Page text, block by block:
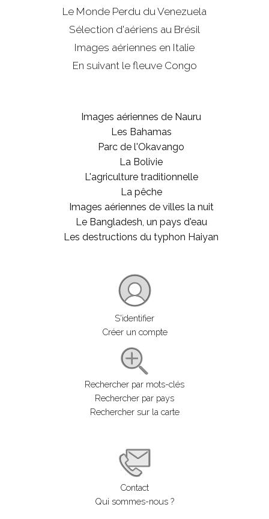
Le Monde Perdu du Venezuela
Sélection d'aériens au Brésil
Images aériennes en Italie
En suivant le fleuve Congo
Images aériennes de Nauru
Les Bahamas
Parc de l'Okavango
La Bolivie
L'agriculture traditionnelle
La pêche
Images aériennes de villes la nuit
Le Bangladesh, un pays d'eau
Les destructions du typhon Haiyan
S'identifier
Créer un compte
Rechercher par mots-clés
Rechercher par pays
Rechercher sur la carte
Contact
Qui sommes-nous ?